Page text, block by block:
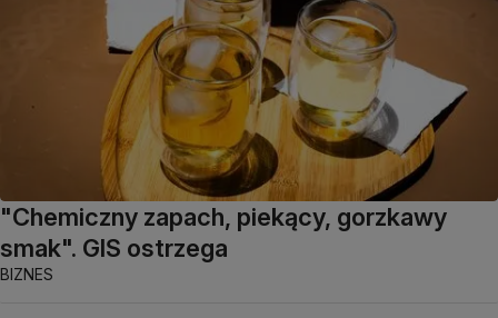
"Chemiczny zapach, piekący, gorzkawy
smak". GIS ostrzega
BIZNES